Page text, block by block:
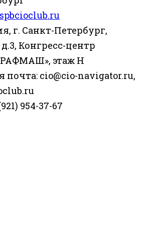
г. Санкт-Петербург,
Конгресс-центр
этаж Н
почта: cio@cio-navigator.ru,
954-37-67